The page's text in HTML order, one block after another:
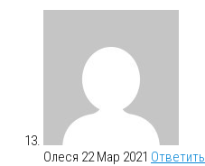
Олеся 22 Мар 2021 Ответить